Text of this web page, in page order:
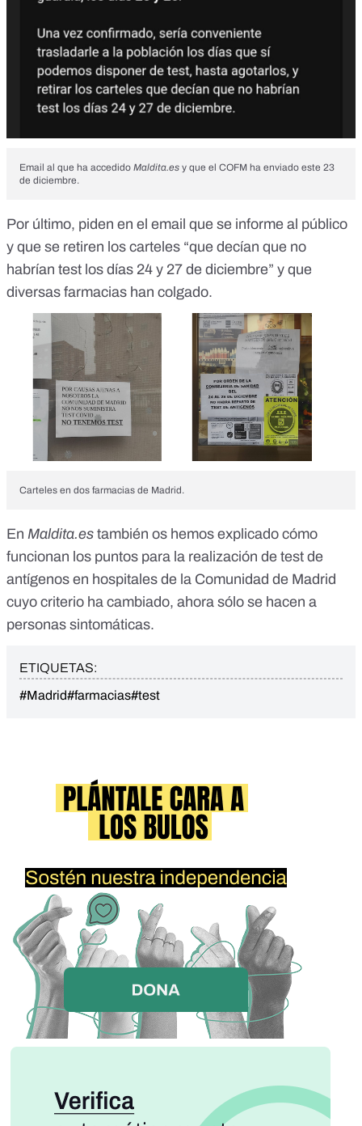
Email al que ha accedido Maldita.es y que el COFM ha enviado este 23
de diciembre.
Por último, piden en el email que se informe al público
y que se retiren los carteles “que decían que no
habrían test los días 24 y 27 de diciembre” y que
diversas farmacias han colgado.
Carteles en dos farmacias de Madrid.
En Maldita.es también os hemos explicado cómo
funcionan los puntos para la realización de test de
antígenos en hospitales de la Comunidad de Madrid
cuyo criterio ha cambiado, ahora sólo se hacen a
personas sintomáticas.
ETIQUETAS:
#Madrid#farmacias#test